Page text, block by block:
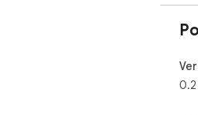
0.2